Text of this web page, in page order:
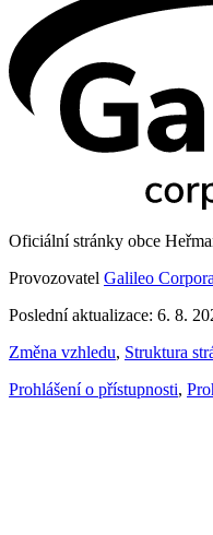
Oficiální stránky obce
Provozovatel Galileo
Poslední aktualizace: 6. 8.
Změna vzhledu, Struktura
Prohlášení o přístupnosti,